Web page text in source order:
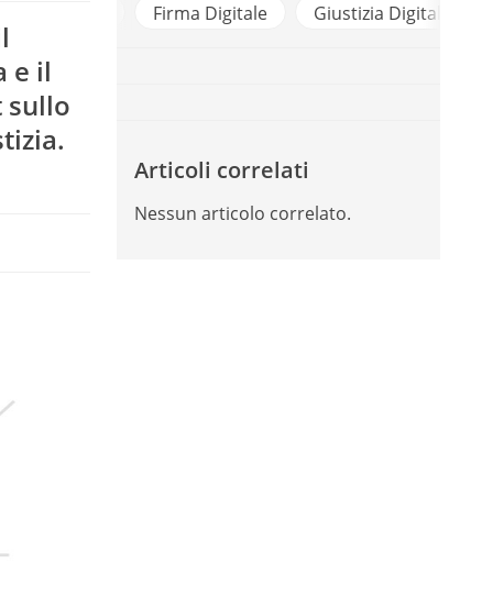
e il
sullo
Firma Digitale Giustizia Digitale
Articoli correlati
Nessun articolo correlato.